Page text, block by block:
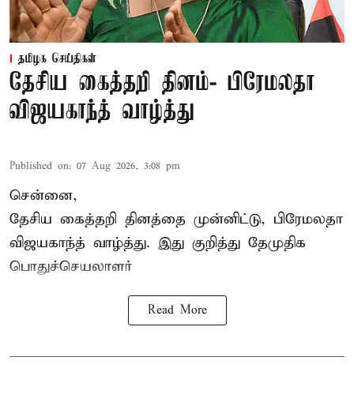
தமிழக செய்திகள்
தேசிய கைத்தறி தினம்- பிரேமலதா
விஜயகாந்த் வாழ்த்து
Published on: 07 Aug 2026, 3:08 pm
சென்னை,
தேசிய கைத்தறி தினத்தை முன்னிட்டு, பிரேமலதா
விஜயகாந்த் வாழ்த்து. இது குறித்து தேமுதிக
பொதுச்செயலாளர்
Read More